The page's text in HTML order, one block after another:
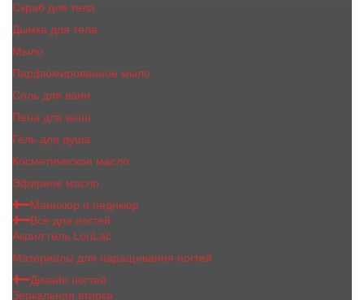
Скраб для тела
Дымка для тела
Мыло
Парфюмированное мыло
Соль для ванн
Пена для ванн
Гель для душа
Косметическое масло
Эфирное масло
Маникюр и педикюр
Все для ногтей
Акрил гель LoriLac
Материалы для наращивания ногтей
Дизайн ногтей
Зеркальная втирка